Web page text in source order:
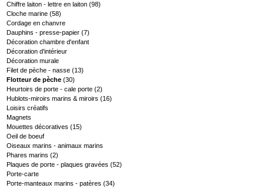
Chiffre laiton - lettre en laiton (98)
Cloche marine (58)
Cordage en chanvre
Dauphins - presse-papier (7)
Décoration chambre d'enfant
Décoration d'intérieur
Décoration murale
Filet de pèche - nasse (13)
Flotteur de pèche (30)
Heurtoirs de porte - cale porte (2)
Hublots-miroirs marins & miroirs (16)
Loisirs créatifs
Magnets
Mouettes décoratives (15)
Oeil de boeuf
Oiseaux marins - animaux marins
Phares marins (2)
Plaques de porte - plaques gravées (52)
Porte-carte
Porte-manteaux marins - patères (34)